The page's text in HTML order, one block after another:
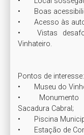
•	Boas acessibilidades;
•	Acesso às auto-estradas
•	Vistas desafogadas enquadradas no Alto Douro
Vinhateiro.
Pontos de interesse:
•	Museu do Vinho do Porto;
•	Monumento aos Aviadores Gago Coutinho e
Sacadura Cabral;
•	Piscina Municipal do Peso da Régua;
•	Estação de Comboios do Peso da Régua;